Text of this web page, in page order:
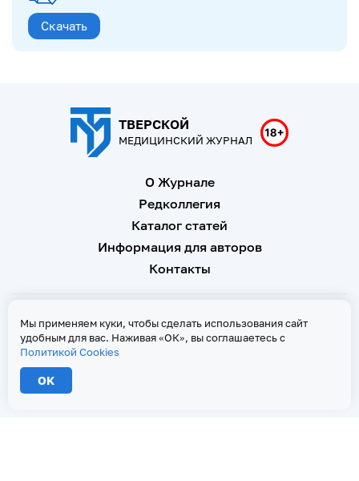
Скачать
ТВЕРСКОЙ
МЕДИЦИНСКИЙ ЖУРНАЛ
О Журнале
Редколлегия
Каталог статей
Информация для авторов
Контакты
При копировании текстов ссылка на страницу-первоисточник обязательна
Свидетельство о регистрации Эл № ФС 77 - 67146 от 16
сентября 2016 г
Мы применяем куки, чтобы сделать использования сайт
удобным для вас. Наживая «ОК», вы соглашаетесь с
Политикой Cookies
ОК